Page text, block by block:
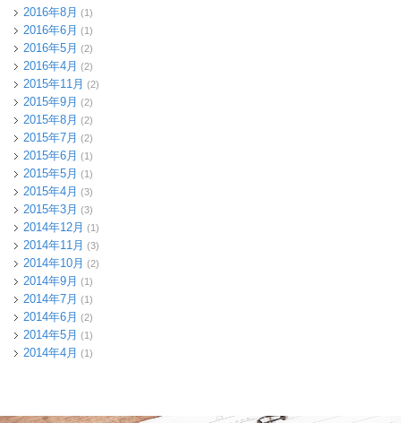
2016年8月 (1)
2016年6月 (1)
2016年5月 (2)
2016年4月 (2)
2015年11月 (2)
2015年9月 (2)
2015年8月 (2)
2015年7月 (2)
2015年6月 (1)
2015年5月 (1)
2015年4月 (3)
2015年3月 (3)
2014年12月 (1)
2014年11月 (3)
2014年10月 (2)
2014年9月 (1)
2014年7月 (1)
2014年6月 (2)
2014年5月 (1)
2014年4月 (1)